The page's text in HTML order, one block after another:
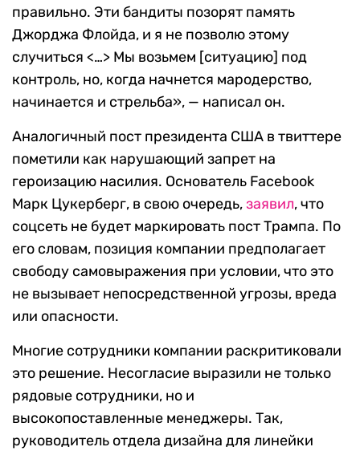
правильно. Эти бандиты позорят память
Джорджа Флойда, и я не позволю этому
случиться <…> Мы возьмем [ситуацию] под
контроль, но, когда начнется мародерство,
начинается и стрельба», — написал он.
Аналогичный пост президента США в твиттере
пометили как нарушающий запрет на
героизацию насилия. Основатель Facebook
Марк Цукерберг, в свою очередь,заявил, что
соцсеть не будет маркировать пост Трампа. По
его словам, позиция компании предполагает
свободу самовыражения при условии, что это
не вызывает непосредственной угрозы, вреда
или опасности.
Многие сотрудники компании раскритиковали
это решение. Несогласие выразили не только
рядовые сотрудники, но и
высокопоставленные менеджеры. Так,
руководитель отдела дизайна для линейки